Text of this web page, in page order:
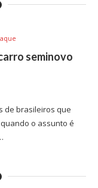
seminovo
de brasileiros que
o assunto é